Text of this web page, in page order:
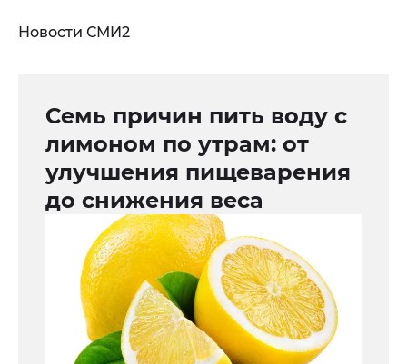
Новости СМИ2
Семь причин пить воду с
лимоном по утрам: от
улучшения пищеварения
до снижения веса